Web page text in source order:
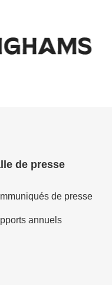
de presse
de presse
annuels